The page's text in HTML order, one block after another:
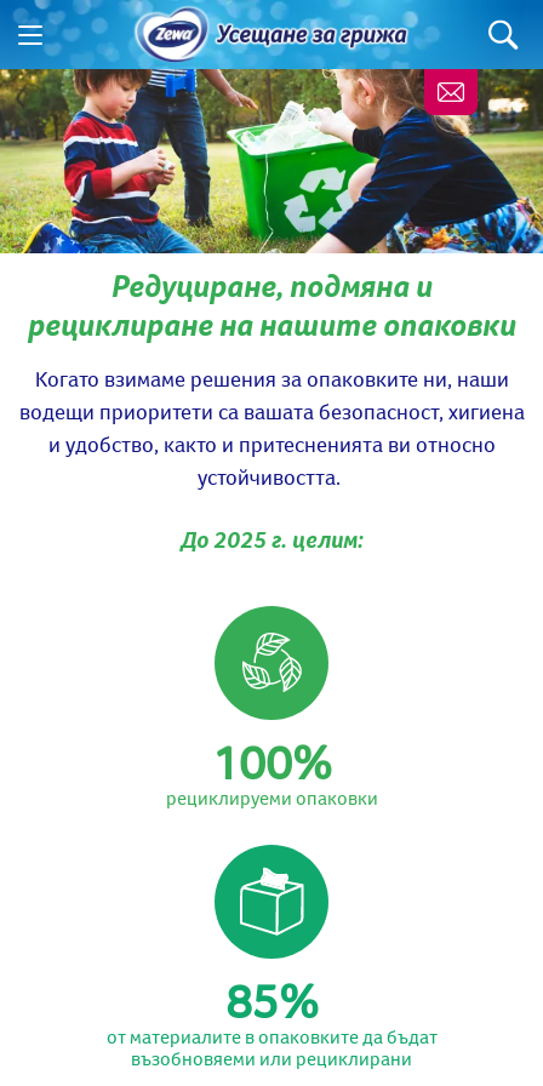
Редуциране, подмяна и
рециклиране на нашите опаковки
Когато взимаме решения за опаковките ни, наши
водещи приоритети са вашата безопасност, хигиена
и удобство, както и притесненията ви относно
устойчивостта.
До 2025 г. целим:
0
1
2
3
4
5
6
7
0
1
2
3
4
5
6
0
1
2
3
4
5
6
%
рециклируеми опаковки
0
1
2
3
4
5
6
7
8
9
0
1
2
3
4
5
6
%
от материалите в опаковките да бъдат
възобновяеми или рециклирани